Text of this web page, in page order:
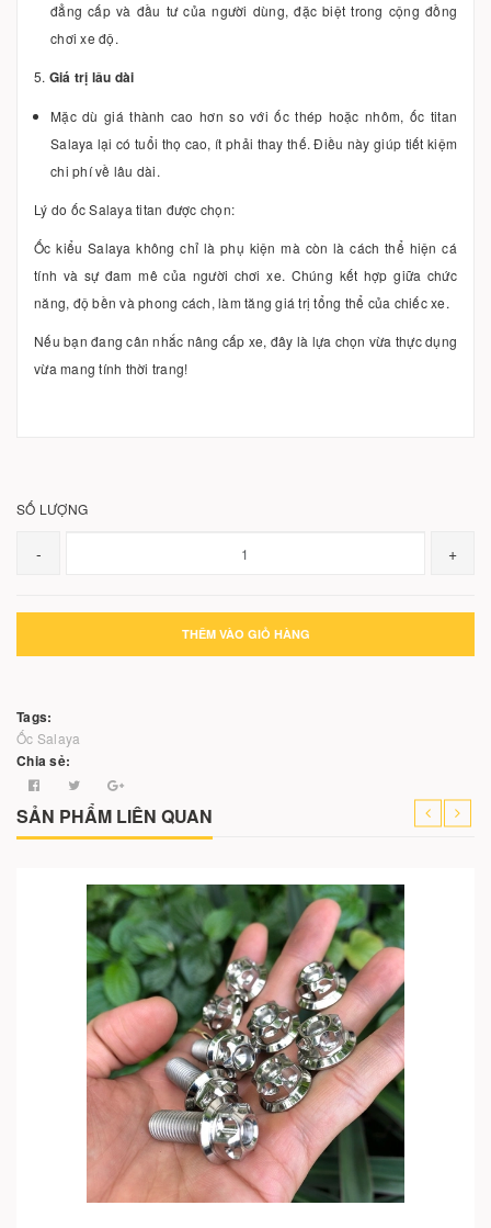
đẳng cấp và đầu tư của người dùng, đặc biệt trong cộng đồng
chơi xe độ.
5. Giá trị lâu dài
Mặc dù giá thành cao hơn so với ốc thép hoặc nhôm, ốc titan
Salaya lại có tuổi thọ cao, ít phải thay thế. Điều này giúp tiết kiệm
chi phí về lâu dài.
Lý do ốc Salaya titan được chọn:
Ốc kiểu Salaya không chỉ là phụ kiện mà còn là cách thể hiện cá
tính và sự đam mê của người chơi xe. Chúng kết hợp giữa chức
năng, độ bền và phong cách, làm tăng giá trị tổng thể của chiếc xe.
Nếu bạn đang cân nhắc nâng cấp xe, đây là lựa chọn vừa thực dụng
vừa mang tính thời trang!
SỐ LƯỢNG
- +
THÊM VÀO GIỎ HÀNG
Tags:
Ốc Salaya
Chia sẻ:
SẢN PHẨM LIÊN QUAN
Cho vào giỏ hàng